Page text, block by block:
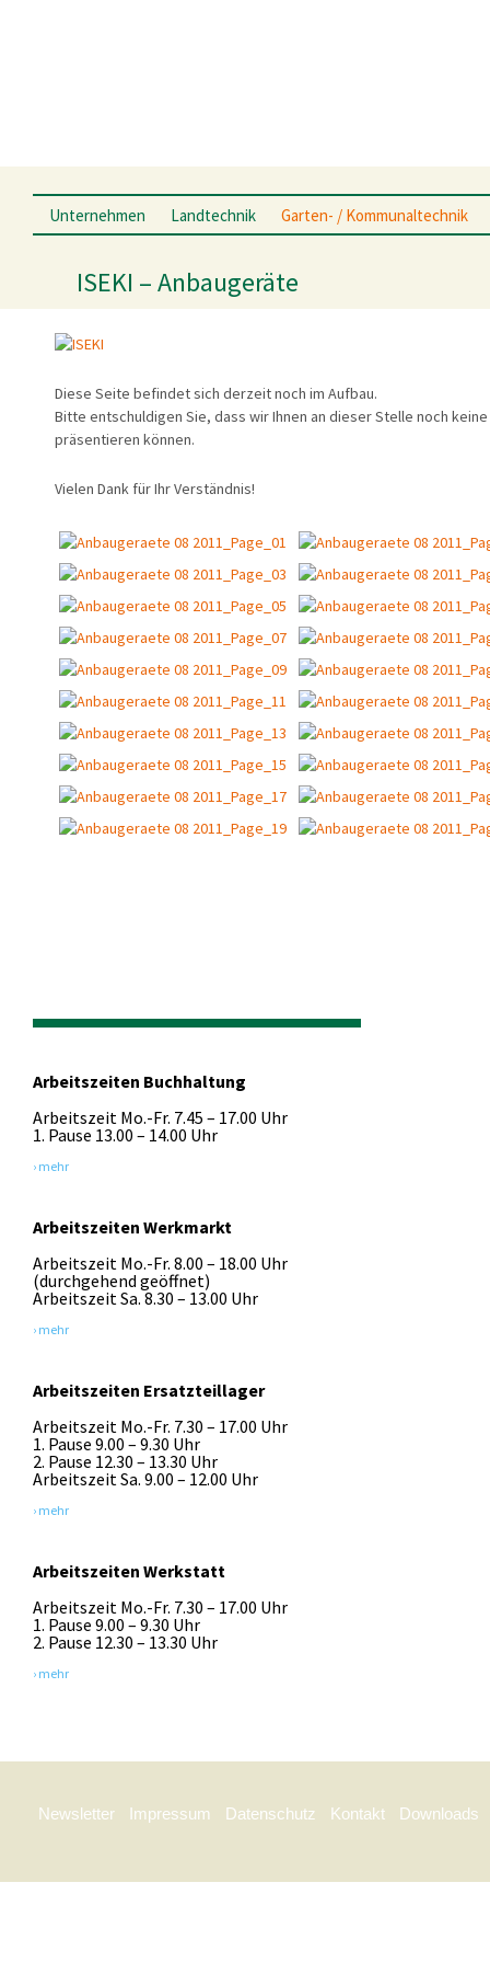
Springe zum Inhalt
Unternehmen
Niederlassung Schwalmstadt-
Treysa
Niederlassung Allendorf-
Niederlassung Hüttenberg
Anfahrt
Chronik
Awards
Mitarbeiter/Team
Karriere
Stellenangebote
Jubiläen
Impressionen
Landtechnik
KRPAN
Service
Ansprechpartner
Garten- / Kommunaltechnik
Service
Gebrauchtmaschinen
ISEKI – Anbaugeräte
Diese Seite befindet sich derzeit noch im Aufbau.
Bitte entschuldigen Sie, dass wir Ihnen an dieser Stelle noch
präsentieren können.
Vielen Dank für Ihr Verständnis!
Arbeitszeiten Buchhaltung
Arbeitszeit Mo.-Fr. 7.45 – 17.00 Uhr
1. Pause 13.00 – 14.00 Uhr
› mehr
Arbeitszeiten Werkmarkt
Arbeitszeit Mo.-Fr. 8.00 – 18.00 Uhr
(durchgehend geöffnet)
Arbeitszeit Sa. 8.30 – 13.00 Uhr
› mehr
Arbeitszeiten Ersatzteillager
Arbeitszeit Mo.-Fr. 7.30 – 17.00 Uhr
1. Pause 9.00 – 9.30 Uhr
2. Pause 12.30 – 13.30 Uhr
Arbeitszeit Sa. 9.00 – 12.00 Uhr
› mehr
Arbeitszeiten Werkstatt
Arbeitszeit Mo.-Fr. 7.30 – 17.00 Uhr
1. Pause 9.00 – 9.30 Uhr
2. Pause 12.30 – 13.30 Uhr
› mehr
Newsletter Impressum Datenschutz Kontakt Downloads